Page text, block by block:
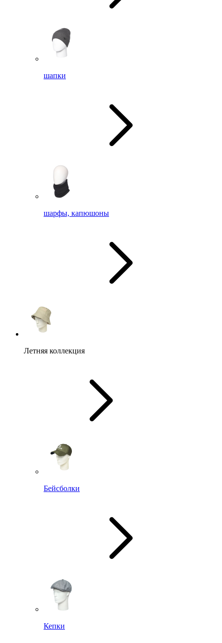
шапки
шарфы, капюшоны
Летняя коллекция
Бейсболки
Кепки